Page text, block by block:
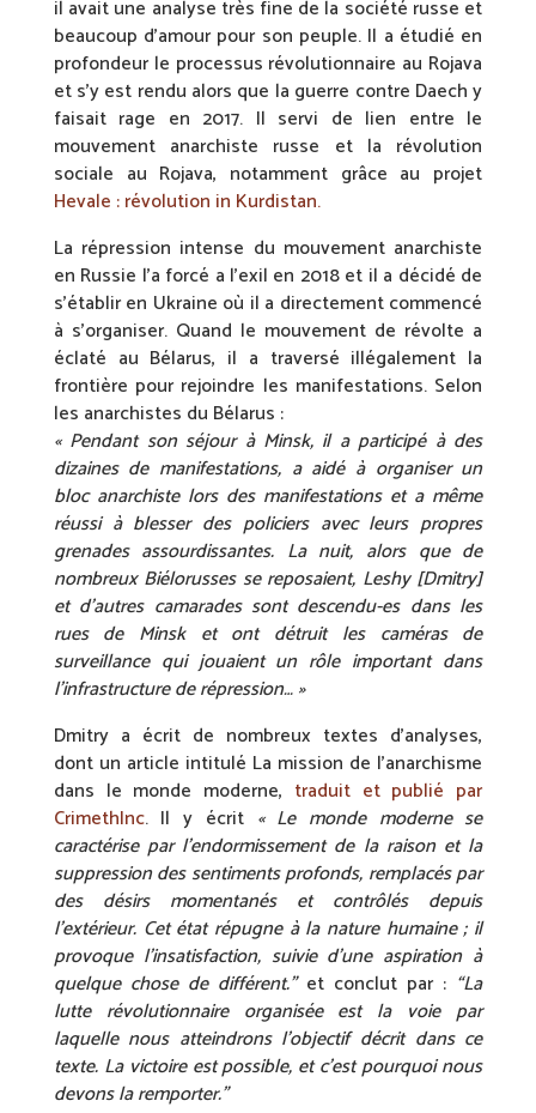
il avait une analyse très fine de la société russe et
beaucoup d’amour pour son peuple. Il a étudié en
profondeur le processus révolutionnaire au Rojava
et s’y est rendu alors que la guerre contre Daech y
faisait rage en 2017. Il servi de lien entre le
mouvement anarchiste russe et la révolution
sociale au Rojava, notamment grâce au projet
Hevale : révolution in Kurdistan.
La répression intense du mouvement anarchiste
en Russie l’a forcé a l’exil en 2018 et il a décidé de
s’établir en Ukraine où il a directement commencé
à s’organiser. Quand le mouvement de révolte a
éclaté au Bélarus, il a traversé illégalement la
frontière pour rejoindre les manifestations. Selon
les anarchistes du Bélarus :
« Pendant son séjour à Minsk, il a participé à des
dizaines de manifestations, a aidé à organiser un
bloc anarchiste lors des manifestations et a même
réussi à blesser des policiers avec leurs propres
grenades assourdissantes. La nuit, alors que de
nombreux Biélorusses se reposaient, Leshy [Dmitry]
et d’autres camarades sont descendu-es dans les
rues de Minsk et ont détruit les caméras de
surveillance qui jouaient un rôle important dans
l’infrastructure de répression… »
Dmitry a écrit de nombreux textes d’analyses,
dont un article intitulé La mission de l’anarchisme
dans le monde moderne, traduit et publié par
CrimethInc. Il y écrit « Le monde moderne se
caractérise par l’endormissement de la raison et la
suppression des sentiments profonds, remplacés par
des désirs momentanés et contrôlés depuis
l’extérieur. Cet état répugne à la nature humaine ; il
provoque l’insatisfaction, suivie d’une aspiration à
quelque chose de différent.”et conclut par : “La
lutte révolutionnaire organisée est la voie par
laquelle nous atteindrons l’objectif décrit dans ce
texte. La victoire est possible, et c’est pourquoi nous
devons la remporter.”